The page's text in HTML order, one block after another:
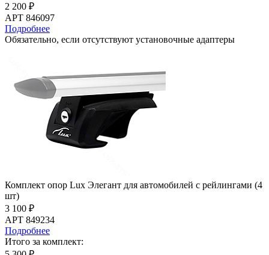
2 200 ₽
АРТ 846097
Подробнее
Обязательно, если отсутствуют установочные адаптеры
Комплект опор Lux Элегант для автомобилей с рейлингами (4
шт)
3 100 ₽
АРТ 849234
Подробнее
Итого за комплект: